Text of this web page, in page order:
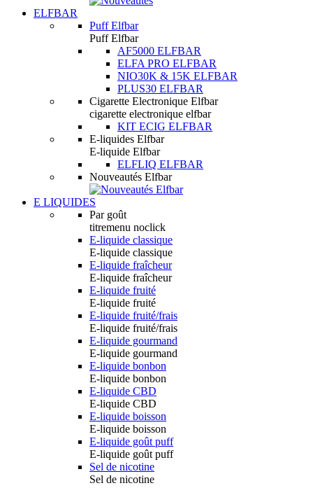
ELFBAR
Puff Elfbar
Puff Elfbar
AF5000 ELFBAR
ELFA PRO ELFBAR
NIO30K & 15K ELFBAR
PLUS30 ELFBAR
Cigarette Electronique Elfbar
cigarette electronique elfbar
KIT ECIG ELFBAR
E-liquides Elfbar
E-liquide Elfbar
ELFLIQ ELFBAR
Nouveautés Elfbar
E LIQUIDES
Par goût
titremenu noclick
E-liquide classique
E-liquide classique
E-liquide fraîcheur
E-liquide fraîcheur
E-liquide fruité
E-liquide fruité
E-liquide fruité/frais
E-liquide fruité/frais
E-liquide gourmand
E-liquide gourmand
E-liquide bonbon
E-liquide bonbon
E-liquide CBD
E-liquide CBD
E-liquide boisson
E-liquide boisson
E-liquide goût puff
E-liquide goût puff
Sel de nicotine
Sel de nicotine